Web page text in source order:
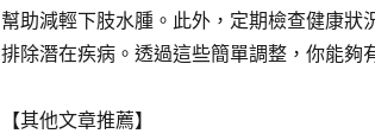
幫助減輕下肢水腫。此外，定期檢查健康
排除潛在疾病。透過這些簡單調整，你能夠
【其他文章推薦】